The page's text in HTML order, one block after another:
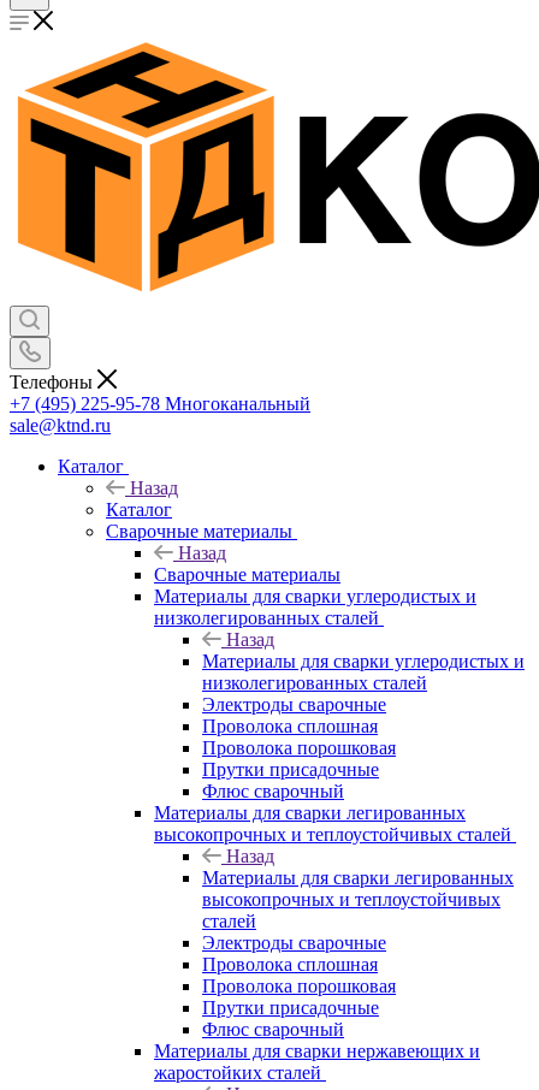
Телефоны
+7 (495) 225-95-78 Многоканальный
sale@ktnd.ru
Каталог
Назад
Каталог
Сварочные материалы
Назад
Сварочные материалы
Материалы для сварки углеродистых и
низколегированных сталей
Назад
Материалы для сварки углеродистых и
низколегированных сталей
Электроды сварочные
Проволока сплошная
Проволока порошковая
Прутки присадочные
Флюс сварочный
Материалы для сварки легированных
высокопрочных и теплоустойчивых сталей
Назад
Материалы для сварки легированных
высокопрочных и теплоустойчивых
сталей
Электроды сварочные
Проволока сплошная
Проволока порошковая
Прутки присадочные
Флюс сварочный
Материалы для сварки нержавеющих и
жаростойких сталей